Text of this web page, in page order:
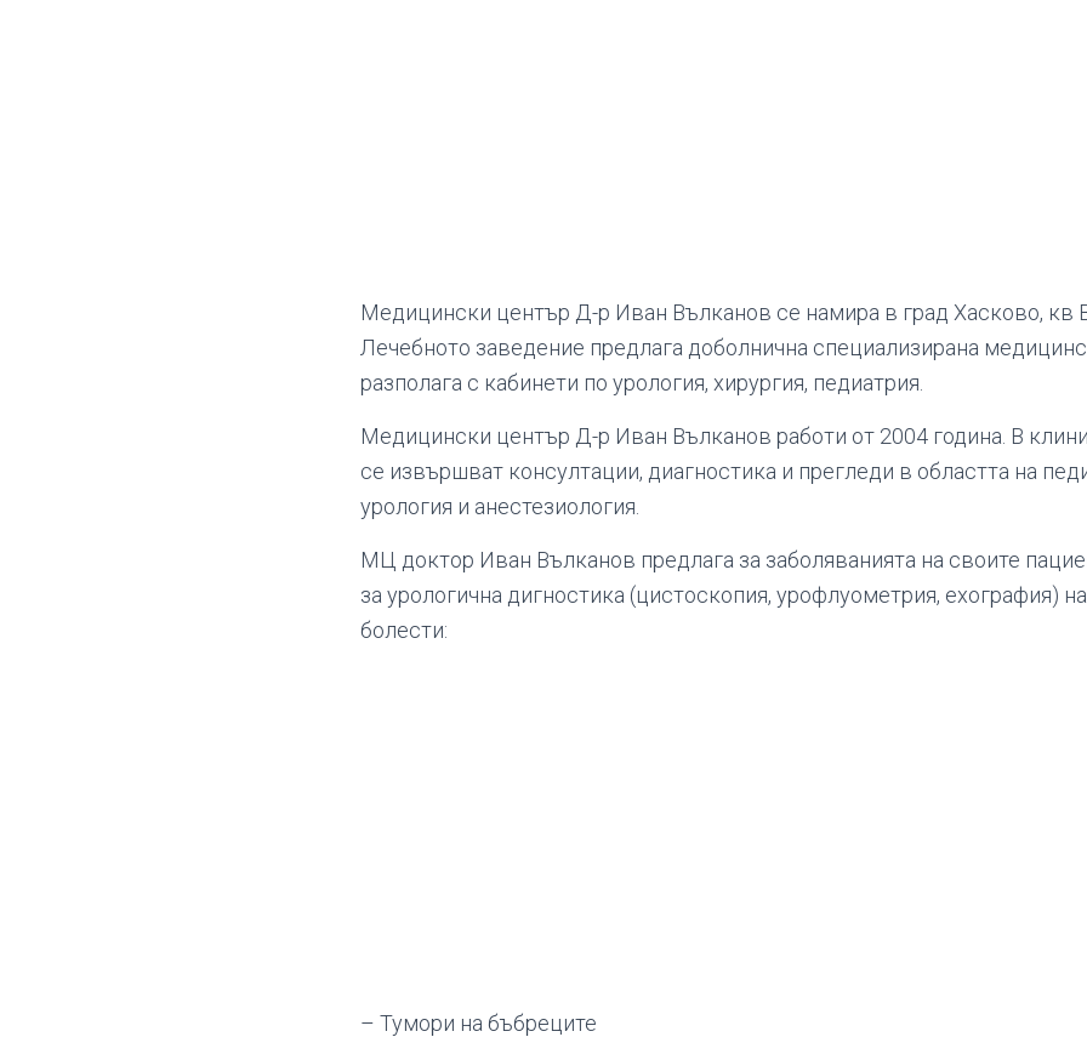
Медицински център Д-р Иван Вълканов се намира в град Хасково, кв
Лечебното заведение предлага доболнична специализирана
разполага с кабинети по урология, хирургия, педиатрия.
Медицински център Д-р Иван Вълканов работи от 2004 година. В
се извършват консултации, диагностика и прегледи в областта на
урология и анестезиология.
МЦ доктор Иван Вълканов предлага за заболяванията на своите
за урологична дигностика (цистоскопия, урофлуометрия, ехография)
болести:
– Тумори на бъбреците